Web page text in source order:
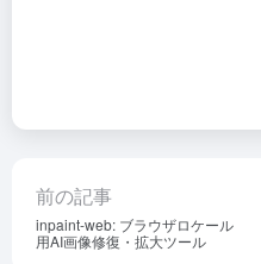
前の記事
inpaint-web: ブラウザロケール
用AI画像修復・拡大ツール